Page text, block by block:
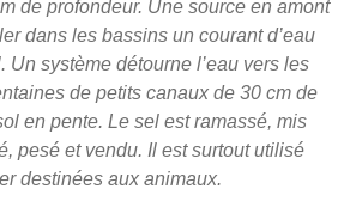
de profondeur. Une source en amont
dans les bassins un courant d’eau
Un système détourne l’eau vers les
de petits canaux de 30 cm de
en pente. Le sel est ramassé, mis
pesé et vendu. Il est surtout utilisé
destinées aux animaux.